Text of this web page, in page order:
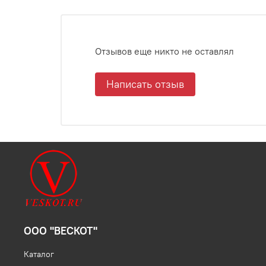
Отзывов еще никто не оставлял
Написать отзыв
ООО "ВЕСКОТ"
Каталог